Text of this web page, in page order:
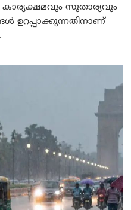
സുതാര്യവും